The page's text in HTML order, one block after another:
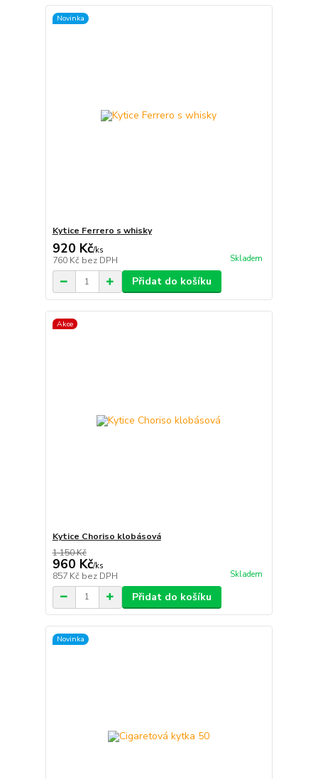
Novinka
Kytice Ferrero s whisky
920 Kč/ks
760 Kč bez DPH Skladem
Přidat do košíku
Akce
Kytice Choriso klobásová
1 150 Kč
960 Kč/ks
857 Kč bez DPH Skladem
Přidat do košíku
Novinka